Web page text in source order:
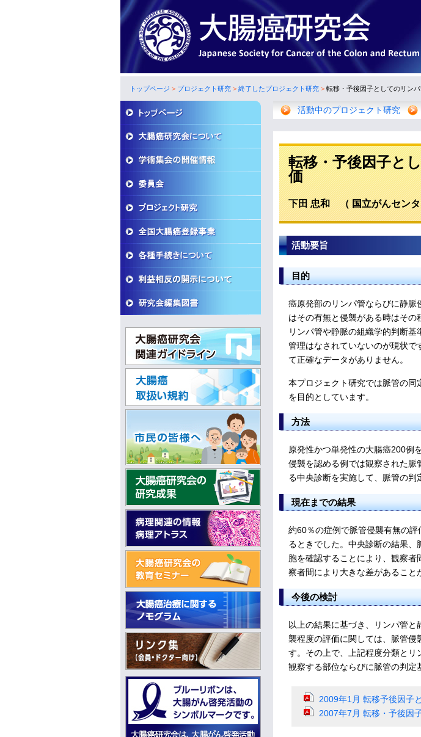
トップページ > プロジェクト研究 > 終了したプロジェクト研究 > 転移・予後因子としてのリン
活動中のプロジェクト研究
転移・予後因子と
価
下田 忠和 （ 国立がんセン
活動要旨
目的
癌原発部のリンパ管ならびに静
はその有無と侵襲がある時はその
リンパ管や静脈の組織学的判断
管理はなされていないのが現状
て正確なデータがありません。
本プロジェクト研究では脈管の同
を目的としています。
方法
原発性かつ単発性の大腸癌200例
侵襲を認める例では観察された
る中央診断を実施して、脈管の判
現在までの結果
約60％の症例で脈管侵襲有無の
るときでした。中央診断の結果
胞を確認することにより、観察
察者間により大きな差があること
今後の検討
以上の結果に基づき、リンパ管
襲程度の評価に関しては、脈管侵
す。その上で、上記程度分類と
観察する部位ならびに脈管の判定
2009年1月 転移予後因子
2007年7月 転移・予後因